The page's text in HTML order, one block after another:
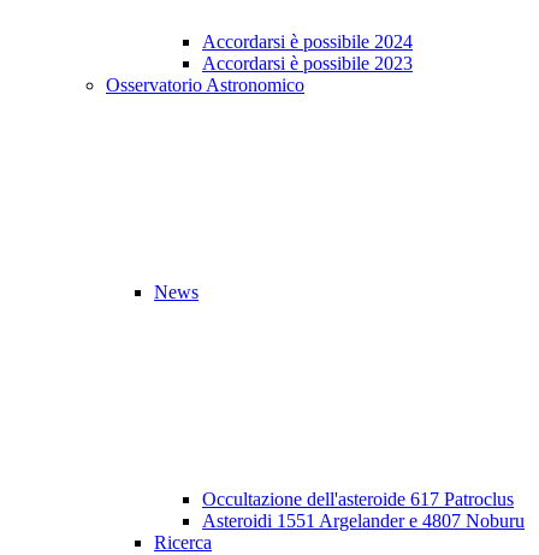
Accordarsi è possibile 2024
Accordarsi è possibile 2023
Osservatorio Astronomico
News
Occultazione dell'asteroide 617 Patroclus
Asteroidi 1551 Argelander e 4807 Noburu
Ricerca